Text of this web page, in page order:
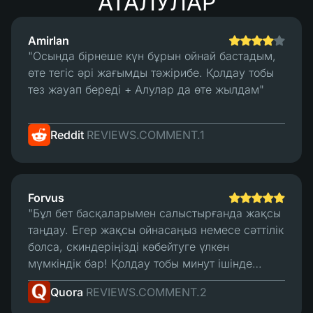
пайдадамын :)"
Amirlan
"Осында бірнеше күн бұрын ойнай бастадым,
өте тегіс әрі жағымды тәжірибе. Қолдау тобы
тез жауап береді + Алулар да өте жылдам"
Reddit REVIEWS.COMMENT.1
Forvus
"Бұл бет басқаларымен салыстырғанда жақсы
таңдау. Егер жақсы ойнасаңыз немесе сәттілік
болса, скиндеріңізді көбейтуге үлкен
мүмкіндік бар! Қолдау тобы минут ішінде
жауап береді және оның сауда жүйесі жақсы.
Менің ойымша, бұл үздік бет."
Quora REVIEWS.COMMENT.2